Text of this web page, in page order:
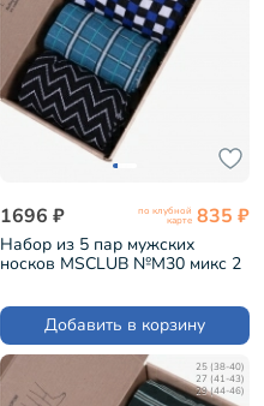
1696 ₽ по клубной
карте 835 ₽
Набор из 5 пар мужских
носков MSCLUB №М30 микс 2
Добавить в корзину
25 (38-40)
27 (41-43)
29 (44-46)